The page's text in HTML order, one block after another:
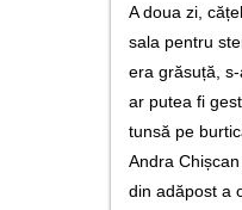
A doua zi,
sala pentru
era grăsuță,
ar putea fi
tunsă pe
Andra
din adăpost a